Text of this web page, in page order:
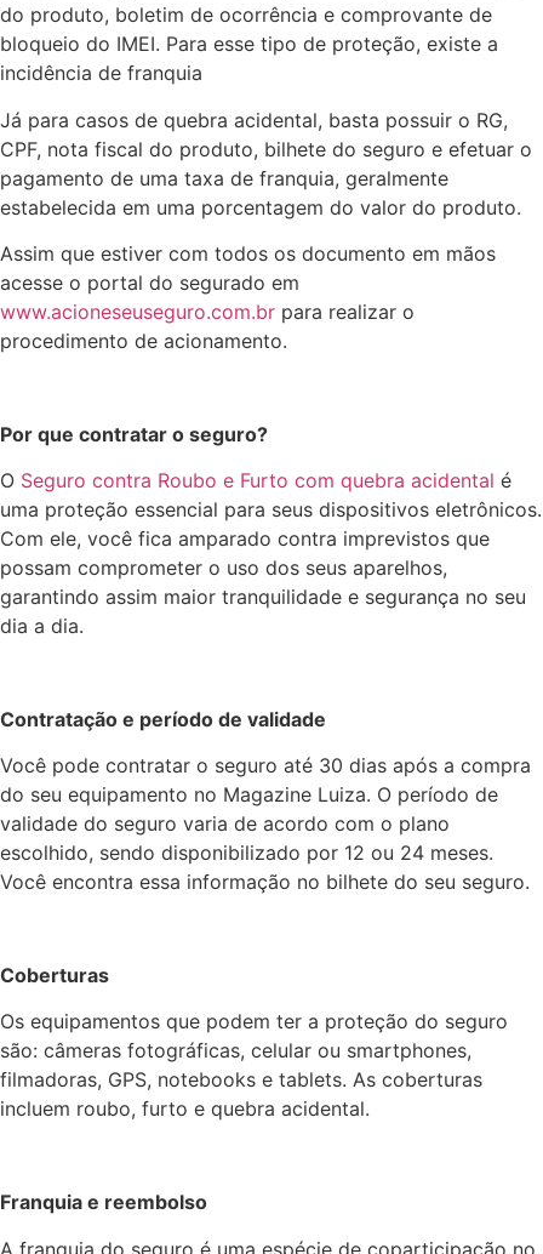
do produto, boletim de ocorrência e comprovante de
bloqueio do IMEI. Para esse tipo de proteção, existe a
incidência de franquia
Já para casos de quebra acidental, basta possuir o RG,
CPF, nota fiscal do produto, bilhete do seguro e efetuar o
pagamento de uma taxa de franquia, geralmente
estabelecida em uma porcentagem do valor do produto.
Assim que estiver com todos os documento em mãos
acesse o portal do segurado em
www.acioneseuseguro.com.br para realizar o
procedimento de acionamento.
Por que contratar o seguro?
O Seguro contra Roubo e Furto com quebra acidental é
uma proteção essencial para seus dispositivos eletrônicos.
Com ele, você fica amparado contra imprevistos que
possam comprometer o uso dos seus aparelhos,
garantindo assim maior tranquilidade e segurança no seu
dia a dia.
Contratação e período de validade
Você pode contratar o seguro até 30 dias após a compra
do seu equipamento no Magazine Luiza. O período de
validade do seguro varia de acordo com o plano
escolhido, sendo disponibilizado por 12 ou 24 meses.
Você encontra essa informação no bilhete do seu seguro.
Coberturas
Os equipamentos que podem ter a proteção do seguro
são: câmeras fotográficas, celular ou smartphones,
filmadoras, GPS, notebooks e tablets. As coberturas
incluem roubo, furto e quebra acidental.
Franquia e reembolso
A franquia do seguro é uma espécie de coparticipação no